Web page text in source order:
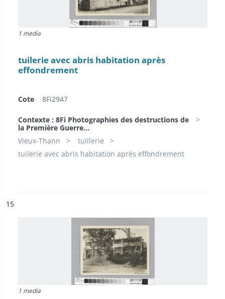
1 media
tuilerie avec abris habitation après
effondrement
Cote 8Fi2947
Contexte : 8Fi Photographies des destructions de
la Première Guerre...
Vieux-Thann
tuillerie
tuilerie avec abris habitation après effondrement
n°
15
1 media